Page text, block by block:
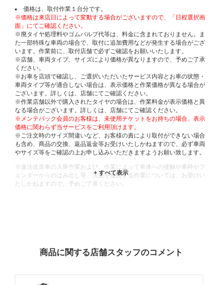
価格は、取付作業１台分です。
※価格は来店日によって変動する場合がございますので、「日程選択画
面」にてご確認ください。
※廃タイヤ処理料やゴムバルブ代等は、料金に含まれておりません。ま
た一部特殊な車両の場合で、取付に追加費用などが発生する場合がござ
います。作業前に、取付店舗で必ずご確認をお願いいたします。
※店舗、車両タイプ、サイズにより価格が異なりますので、予めご了承
ください。
※お車を店頭で確認し、ご選択いただいたサービス内容とお車の状態・
車両タイプ等が適合しない場合は、表示価格と作業価格が異なる場合が
ございます。詳しくは、店舗にてご確認ください。
※作業店舗以外で購入されたタイヤの場合は、作業料金が表示価格と異
なる場合がございます。詳しくは、店舗にてご確認ください。
※メンテパック会員のお客様は、未使用チケットをお持ちの場合、表示
価格に関わらず当サービスをご利用頂けます。
※ご注文時のサイズ間違いなど、お客様の責により取付ができない場合
も含め、商品の交換、返品返金等お受けいたしかねますので、必ず車両
やサイズ等をご確認の上お申し込みいただきますようお願い致します。
※違法改造車の入庫作業および、作業によって車体への接触や車枠やフ
ェンダーからのはみ出し等、法規を逸脱する作業については、お受けい
たしかねますので、予めご了承ください。
商品に関する店舗スタッフのコメント